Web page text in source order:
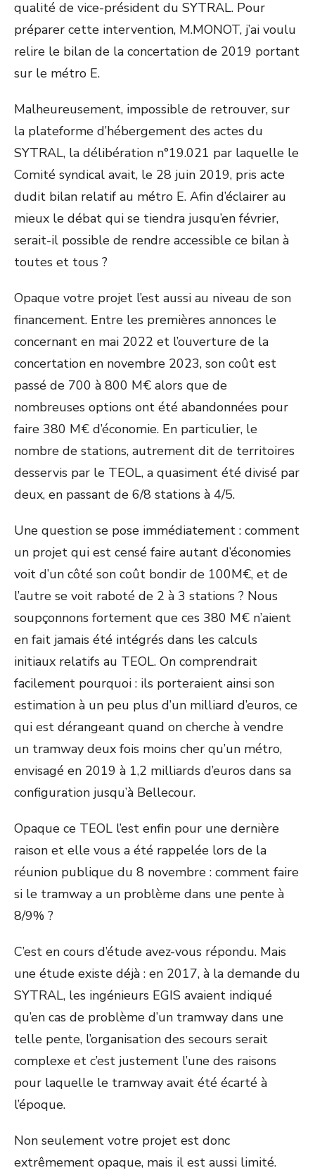
qualité de vice-président du SYTRAL. Pour
préparer cette intervention, M.MONOT, j’ai voulu
relire le bilan de la concertation de 2019 portant
sur le métro E.
Malheureusement, impossible de retrouver, sur
la plateforme d’hébergement des actes du
SYTRAL, la délibération n°19.021 par laquelle le
Comité syndical avait, le 28 juin 2019, pris acte
dudit bilan relatif au métro E. Afin d’éclairer au
mieux le débat qui se tiendra jusqu’en février,
serait-il possible de rendre accessible ce bilan à
toutes et tous ?
Opaque votre projet l’est aussi au niveau de son
financement. Entre les premières annonces le
concernant en mai 2022 et l’ouverture de la
concertation en novembre 2023, son coût est
passé de 700 à 800 M€ alors que de
nombreuses options ont été abandonnées pour
faire 380 M€ d’économie. En particulier, le
nombre de stations, autrement dit de territoires
desservis par le TEOL, a quasiment été divisé par
deux, en passant de 6/8 stations à 4/5.
Une question se pose immédiatement : comment
un projet qui est censé faire autant d’économies
voit d’un côté son coût bondir de 100M€, et de
l’autre se voit raboté de 2 à 3 stations ? Nous
soupçonnons fortement que ces 380 M€ n’aient
en fait jamais été intégrés dans les calculs
initiaux relatifs au TEOL. On comprendrait
facilement pourquoi : ils porteraient ainsi son
estimation à un peu plus d’un milliard d’euros, ce
qui est dérangeant quand on cherche à vendre
un tramway deux fois moins cher qu’un métro,
envisagé en 2019 à 1,2 milliards d’euros dans sa
configuration jusqu’à Bellecour.
Opaque ce TEOL l’est enfin pour une dernière
raison et elle vous a été rappelée lors de la
réunion publique du 8 novembre : comment faire
si le tramway a un problème dans une pente à
8/9% ?
C’est en cours d’étude avez-vous répondu. Mais
une étude existe déjà : en 2017, à la demande du
SYTRAL, les ingénieurs EGIS avaient indiqué
qu’en cas de problème d’un tramway dans une
telle pente, l’organisation des secours serait
complexe et c’est justement l’une des raisons
pour laquelle le tramway avait été écarté à
l’époque.
Non seulement votre projet est donc
extrêmement opaque, mais il est aussi limité.